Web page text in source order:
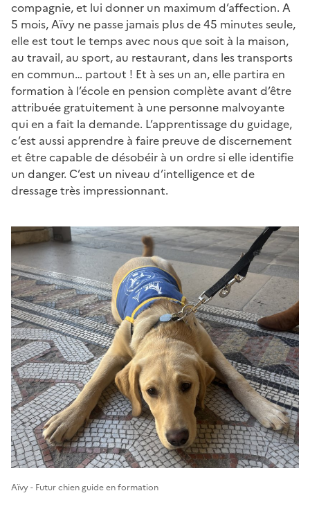
compagnie, et lui donner un maximum d’affection. A
5 mois, Aïvy ne passe jamais plus de 45 minutes seule,
elle est tout le temps avec nous que soit à la maison,
au travail, au sport, au restaurant, dans les transports
en commun… partout ! Et à ses un an, elle partira en
formation à l’école en pension complète avant d’être
attribuée gratuitement à une personne malvoyante
qui en a fait la demande. L’apprentissage du guidage,
c’est aussi apprendre à faire preuve de discernement
et être capable de désobéir à un ordre si elle identifie
un danger. C’est un niveau d’intelligence et de
dressage très impressionnant.
Aïvy - Futur chien guide en formation